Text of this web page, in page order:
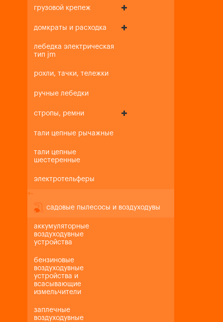
грузовой крепеж
домкраты и расходка
лебедка электрическая
тип jm
рохли, тачки, тележки
ручные лебедки
стропы, ремни
тали цепные рычажные
тали цепные
шестеренные
электротельферы
+-
садовые пылесосы и воздуходувы
аккумуляторные
воздуходувные
устройства
бензиновые
воздуходувные
устройства и
всасывающие
измельчители
заплечные
воздуходувные